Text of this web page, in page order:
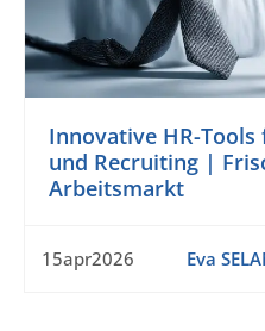
Innovative HR-
und Recruiting |
Arbeitsmarkt
15apr2026 Eva